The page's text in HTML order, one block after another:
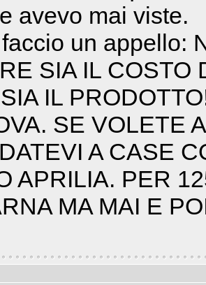
avevo mai viste.
un appello:
SIA IL COSTO
IL
SE VOLETE
A CASE
APRILIA. PER
MA MAI E